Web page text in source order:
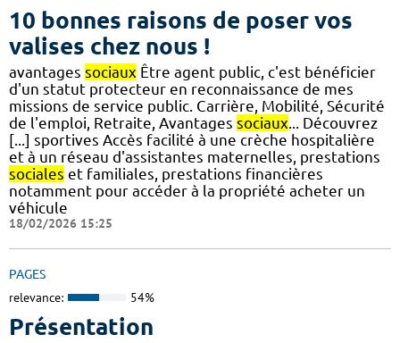
10 bonnes raisons de poser vos
valises chez nous !
avantages sociaux Être agent public, c'est bénéficier
d'un statut protecteur en reconnaissance de mes
missions de service public. Carrière, Mobilité, Sécurité
de l'emploi, Retraite, Avantages sociaux... Découvrez
[...] sportives Accès facilité à une crèche hospitalière
et à un réseau d'assistantes maternelles, prestations
sociales et familiales, prestations financières
notamment pour accéder à la propriété acheter un
véhicule
18/02/2026 15:25
PAGES
relevance: 54%
Présentation